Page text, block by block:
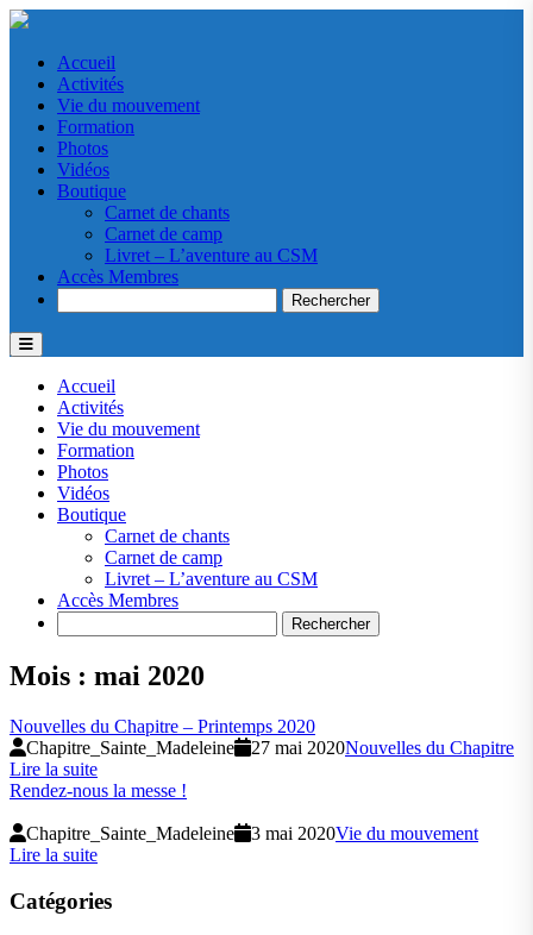
Accueil
Activités
Vie du mouvement
Formation
Photos
Vidéos
Boutique
Carnet de chants
Carnet de camp
Livret – L’aventure au CSM
Accès Membres
Accueil
Activités
Vie du mouvement
Formation
Photos
Vidéos
Boutique
Carnet de chants
Carnet de camp
Livret – L’aventure au CSM
Accès Membres
Mois : mai 2020
Nouvelles du Chapitre – Printemps 2020
Chapitre_Sainte_Madeleine
27 mai 2020Nouvelles du Chapitre
Lire la suite
Rendez-nous la messe !
Chapitre_Sainte_Madeleine 3 mai 2020Vie du mouvement
Lire la suite
Catégories